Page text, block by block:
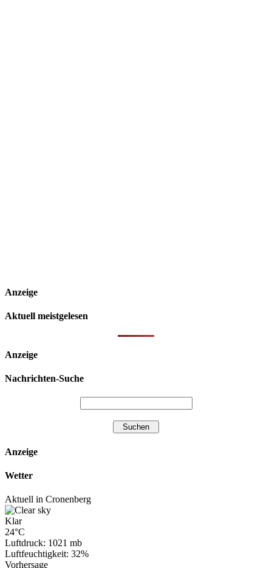
Anzeige
Aktuell meistgelesen
Anzeige
Nachrichten-Suche
Anzeige
Wetter
Aktuell in Cronenberg
Klar
24°C
Luftdruck: 1021 mb
Luftfeuchtigkeit: 32%
Vorhersage